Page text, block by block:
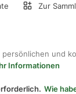
Zur
und
Informationen
Wie